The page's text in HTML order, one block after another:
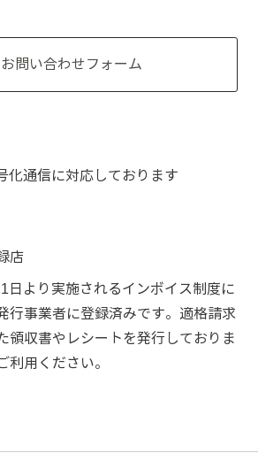
お問い合わせフォーム
化通信に対応しております
店
日より実施されるインボイス制度に
行事業者に登録済みです。適格請求
領収書やレシートを発行しておりま
利用ください。